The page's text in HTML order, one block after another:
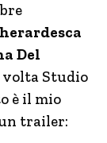
Del
volta Studio
è il mio
un trailer: